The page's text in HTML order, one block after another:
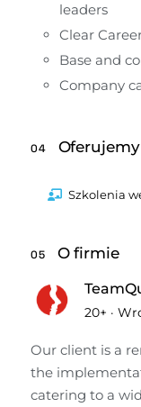
leaders
Clear
Base and
Company
04 Oferujemy
Szkolenia
05 O firmie
20+ ·
Our client is a
the
catering to a